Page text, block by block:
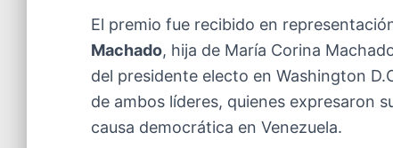
El premio fue recibido en
Machado, hija de María Corina
del presidente electo en Washington
de ambos líderes, quienes expresaron
causa democrática en Venezuela.